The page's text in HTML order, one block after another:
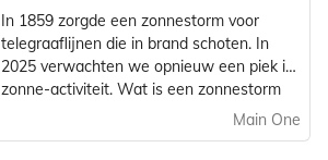
In 1859 zorgde een zonnestorm voor
telegraaflijnen die in brand schoten. In
2025 verwachten we opnieuw een piek in
zonne-activiteit. Wat is een zonnestorm
Main One